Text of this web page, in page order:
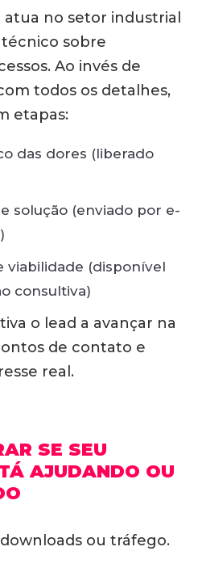
no setor industrial
sobre
Ao invés de
todos os detalhes,
etapas:
das dores (liberado
solução (enviado por e-
viabilidade (disponível
consultiva)
o lead a avançar na
de contato e
real.
SE SEU
AJUDANDO OU
ou tráfego.